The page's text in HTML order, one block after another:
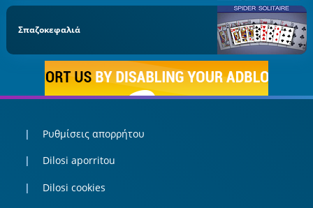
Σπαζοκεφαλιά
Ρυθμίσεις απορρήτου
Dilosi aporritou
Dilosi cookies